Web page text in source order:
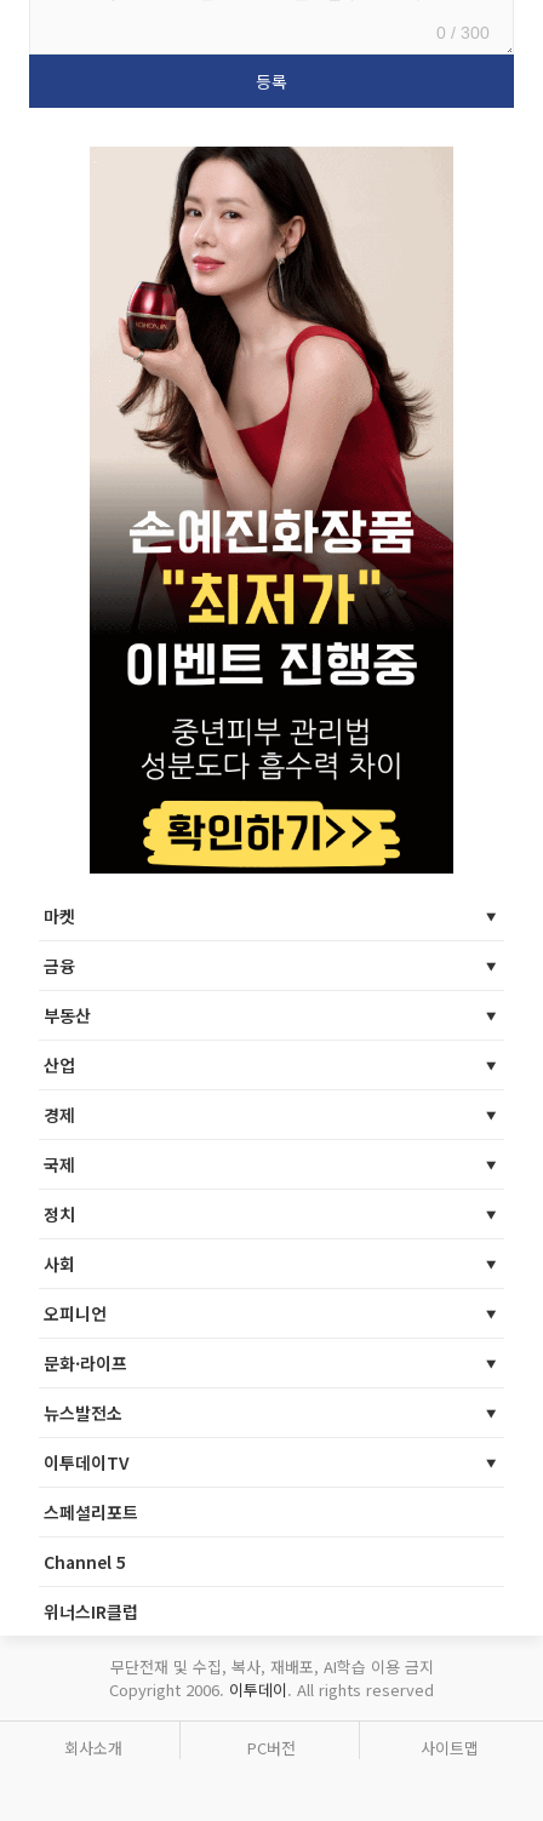
0 / 300
마켓
금융
부동산
산업
경제
국제
정치
사회
오피니언
문화·라이프
뉴스발전소
이투데이TV
스페셜리포트
Channel 5
위너스IR클럽
무단전재 및 수집, 복사, 재배포, AI학습 이용 금지
Copyright 2006. 이투데이. All rights reserved
회사소개 PC버전 사이트맵